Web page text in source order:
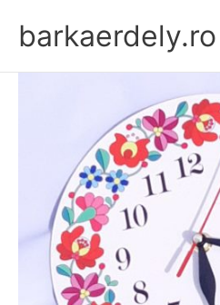
contentbarkaerdely.ro